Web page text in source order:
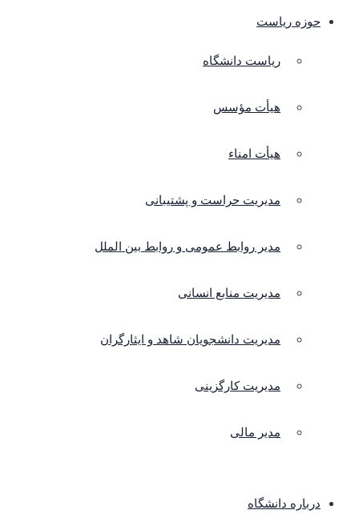
حوزه ریاست
ریاست دانشگاه
هیأت مؤسس
هیأت امناء
مدیریت حراست و پشتیبانی
مدیر روابط عمومی و روابط بین الملل
مدیریت منابع انسانی
مدیریت دانشجویان شاهد و ایثارگران
مدیریت کارگزینی
مدیر مالی
درباره دانشگاه